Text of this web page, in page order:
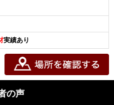
実績あり
の声